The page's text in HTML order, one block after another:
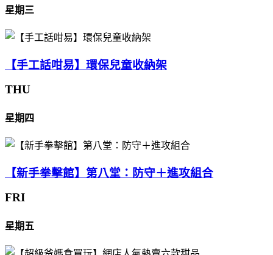
星期三
【手工話咁易】環保兒童收納架
THU
星期四
【新手拳擊館】第八堂：防守＋進攻組合
FRI
星期五